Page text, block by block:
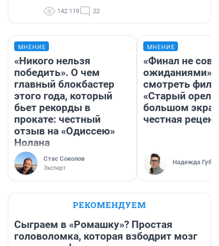
142 119 22
МНЕНИЕ
«Никого нельзя
победить». О чем
главный блокбастер
этого года, который
бьет рекорды в
прокате: честный
отзыв на «Одиссею»
Нолана
Стас Соколов
Эксперт
МНЕНИЕ
«Финал не
ожиданиями»:
смотреть
«Старый орел»
большом
честная
Надежда
РЕКОМЕНДУЕМ
Сыграем в «Ромашку»? Простая
головоломка, которая взбодрит мозг